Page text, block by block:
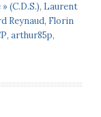
(C.D.S.), Laurent
Reynaud, Florin
, arthur85p,